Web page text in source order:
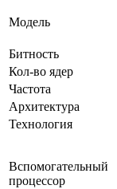
Модель
Битность
Кол-во ядер
Частота
Архитектура
Технология
Вспомогательный
процессор